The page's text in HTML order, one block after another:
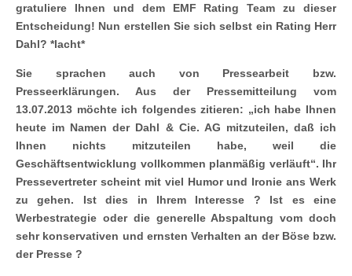
gratuliere Ihnen und dem EMF Rating Team zu dieser
Entscheidung! Nun erstellen Sie sich selbst ein Rating Herr
Dahl? *lacht*
Sie sprachen auch von Pressearbeit bzw.
Presseerklärungen. Aus der Pressemitteilung vom
13.07.2013 möchte ich folgendes zitieren: „ich habe Ihnen
heute im Namen der Dahl & Cie. AG mitzuteilen, daß ich
Ihnen nichts mitzuteilen habe, weil die
Geschäftsentwicklung vollkommen planmäßig verläuft“. Ihr
Pressevertreter scheint mit viel Humor und Ironie ans Werk
zu gehen. Ist dies in Ihrem Interesse ? Ist es eine
Werbestrategie oder die generelle Abspaltung vom doch
sehr konservativen und ernsten Verhalten an der Böse bzw.
der Presse ?